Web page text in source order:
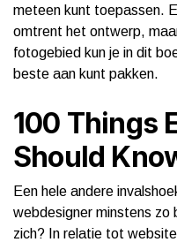
meteen kunt toepassen.
omtrent het ontwerp,
fotogebied kun je in dit
beste aan kunt pakken.
100 Things
Should
Een hele andere
webdesigner minstens zo
zich? In relatie tot